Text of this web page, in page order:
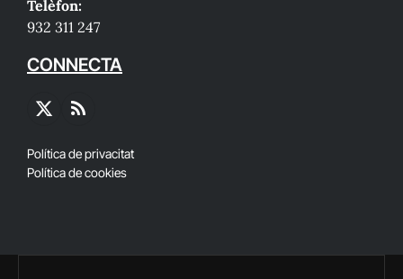
Telèfon:
932 311 247
CONNECTA
X
RSS
Política de privacitat
Política de cookies